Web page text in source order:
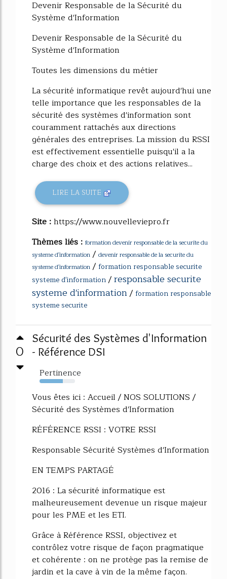
Devenir Responsable de la Sécurité du
Système d'Information
Devenir Responsable de la Sécurité du
Système d'Information
Toutes les dimensions du métier
La sécurité informatique revêt aujourd'hui une
telle importance que les responsables de la
sécurité des systèmes d'information sont
couramment rattachés aux directions
générales des entreprises. La mission du RSSI
est effectivement essentielle puisqu'il a la
charge des choix et des actions relatives...
LIRE LA SUITE
Site :https://www.nouvelleviepro.fr
Thèmes liés : formation devenir responsable de la securite du
systeme d'information / devenir responsable de la securite du
systeme d'information / formation responsable securite
systeme d'information/responsable securite
systeme d'information/ formation responsable
systeme securite
0
Sécurité des Systèmes d'Information
- Référence DSI
Pertinence
66%
Vous êtes ici : Accueil / NOS SOLUTIONS /
Sécurité des Systèmes d'Information
RÉFÉRENCE RSSI : VOTRE RSSI
Responsable Sécurité Systèmes d'Information
EN TEMPS PARTAGÉ
2016 : La sécurité informatique est
malheureusement devenue un risque majeur
pour les PME et les ETI.
Grâce à Référence RSSI, objectivez et
contrôlez votre risque de façon pragmatique
et cohérente : on ne protège pas la remise de
jardin et la cave à vin de la même façon.